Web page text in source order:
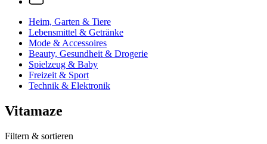
Heim, Garten & Tiere
Lebensmittel & Getränke
Mode & Accessoires
Beauty, Gesundheit & Drogerie
Spielzeug & Baby
Freizeit & Sport
Technik & Elektronik
Vitamaze
Filtern & sortieren